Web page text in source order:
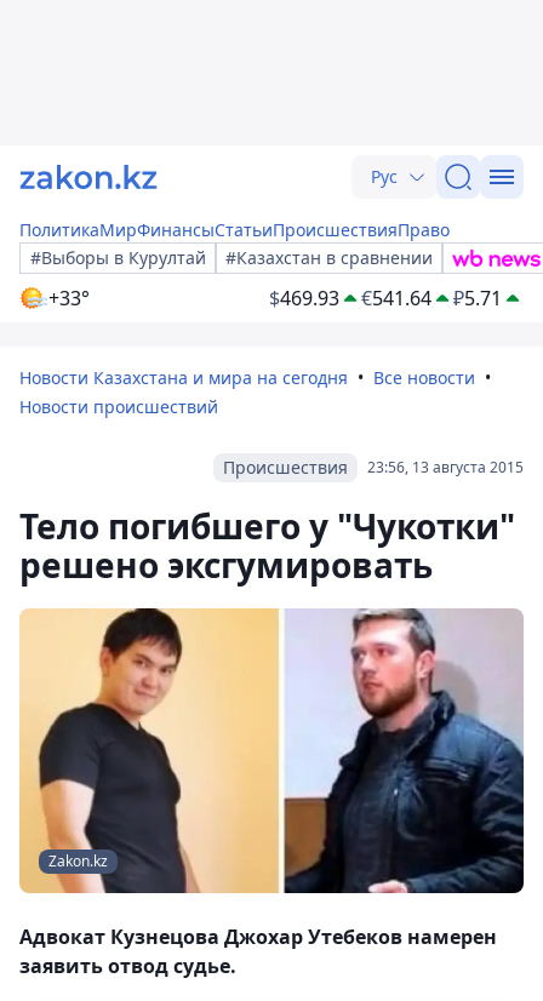
Рус
ПолитикаМирФинансыСтатьиПроисшествияПраво
#Выборы в Курултай
#Казахстан в сравнении
+33° $469.93 €541.64 ₽5.71
Новости Казахстана и мира на сегодня
Все новости
Новости происшествий
23:56, 13 августа 2015
Происшествия
Тело погибшего у "Чукотки"
решено эксгумировать
Zakon.kz
Адвокат Кузнецова Джохар Утебеков намерен
заявить отвод судье.